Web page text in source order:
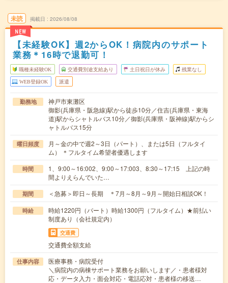
未読
NEW
掲載日 2026/08/08
【未経験OK】週2からOK！病院内のサポート
業務＊16時で退勤可！
職種未経験OK 交通費別途支給あり 土日祝日が休み 残業なし
WEB登録OK 派遣
勤務地
神戸市東灘区
御影(兵庫県・阪急線)駅から徒歩10分／住吉(兵庫県・東海
道)駅からシャトルバス10分／御影(兵庫県・阪神線)駅からシ
ャトルバス15分
曜日頻度
月～金の中で週2～3日（パート）、または5日（フルタイ
ム） ＊フルタイム希望者優遇します
時間
1、9:00～16:002、9:00～17:003、8:30～17:15 上記の時
間よりえらんでいた…
期間 ＜急募＞即日～長期 ＊7月～8月～9月～開始日相談OK！
時給
時給1220円（パート）時給1300円（フルタイム）★前払い
制度あり（会社規定内）
交通費
交通費全額支給
仕事内容
医療事務・病院受付
＼病院内の病棟サポート業務をお願いします／・患者様対
応・データ入力・面会対応・電話応対・患者様の移送…